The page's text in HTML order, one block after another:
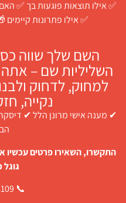
✅ אילו תוצאות פוגעות בך ✅
✅ אילו פתרונות
השם שלך שווה
השליליות שם –
למחוק, לדחוק
נקייה,
✔ מענה אישי מרונן הלל ✔
התקשרו, השאירו פרטים עכשיו
גוגל
📞 052-2508109